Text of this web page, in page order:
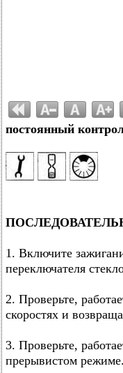
постоянный
1. Включите
переключателя
2. Проверьте,
скоростях и
3. Проверьте,
прерывистом режиме.